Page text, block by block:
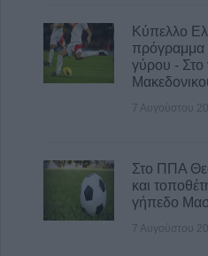
8 Αυγούστου 2026, 12:23
“Take a break…. μ’ έναν
coffee!”
Κύπελλο
πρόγραμμα
γύρου - Στο
7 Αυγούστου
Στο ΠΠΑ
και
γήπεδο
7 Αυγούστου